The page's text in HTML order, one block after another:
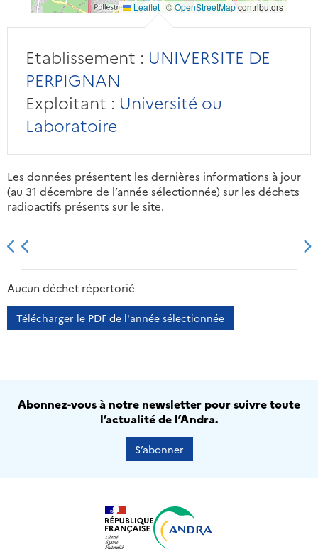
Leaflet | ©OpenStreetMapcontributors
Etablissement : UNIVERSITE DE
PERPIGNAN
Exploitant : Université ou
Laboratoire
Les données présentent les dernières informations à jour
(au 31 décembre de l’année sélectionnée) sur les déchets
radioactifs présents sur le site.
2013 2014
Aucun déchet répertorié
Télécharger le PDF de l'année sélectionnée
Abonnez-vous à notre newsletter pour suivre toute
l’actualité de l’Andra.
S’abonner